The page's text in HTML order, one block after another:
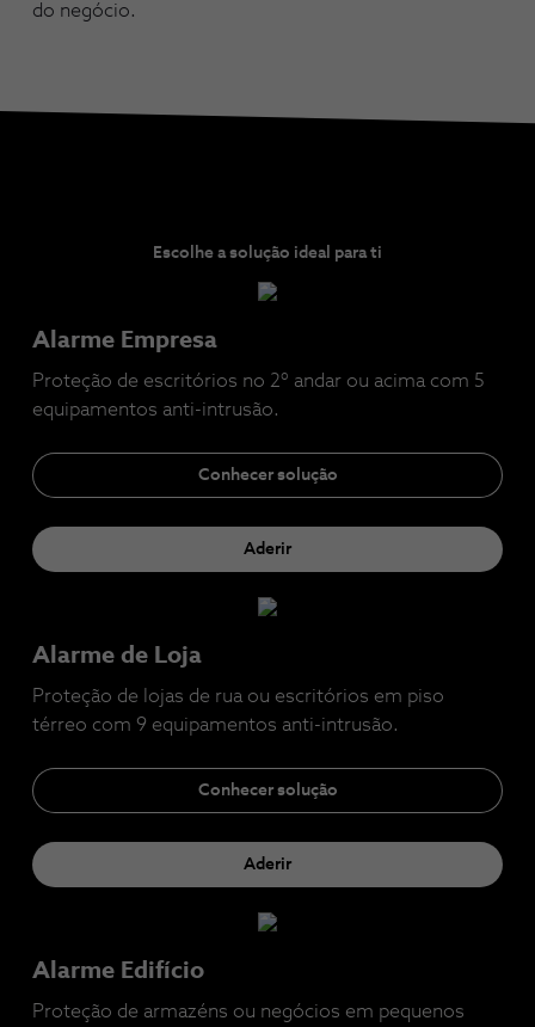
do negócio.
Escolhe a solução ideal para ti
Alarme Empresa
Proteção de escritórios no 2º andar ou acima com 5
equipamentos anti-intrusão.
Conhecer solução
Aderir
Alarme de Loja
Proteção de lojas de rua ou escritórios em piso
térreo com 9 equipamentos anti-intrusão.
Conhecer solução
Aderir
Alarme Edifício
Proteção de armazéns ou negócios em pequenos